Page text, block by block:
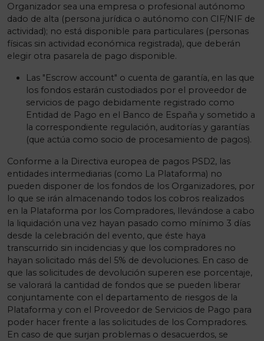
Organizador sea una empresa o profesional autónomo
dado de alta (persona jurídica o autónomo con CIF/NIF de
actividad); no está disponible para particulares (personas
físicas sin actividad económica registrada), que deberán
elegir otra pasarela de pago disponible.
Las "Escrow account" o cuenta de garantía, en las que
los fondos estarán custodiados por el proveedor de
servicios de pago debidamente registrado como
Entidad de Pago en el Banco de España y sometido a
la correspondiente regulación, auditorías y garantías
(que actúa como socio de procesamiento de pagos).
Conforme a la Directiva europea de pagos PSD2, las
entidades intermediarias (como La Plataforma) no
pueden disponer de los fondos de los Organizadores, por
lo que se irán almacenando todos los cobros realizados
en la Plataforma por los Compradores, llevándose a cabo
la liquidación una vez hayan pasado como mínimo 3 días
desde la celebración del evento, que éste haya
transcurrido sin incidencias y que los compradores no
hayan solicitado más del 5% de devoluciones. En caso de
que las solicitudes de devolución superen ese porcentaje,
se valorará la cantidad de fondos que se pueden liberar
conjuntamente con el departamento de riesgos de la
Plataforma y con el Proveedor de Servicios de Pago para
poder hacer frente a las solicitudes de los Compradores.
En caso de que surjan problemas o desacuerdos, se